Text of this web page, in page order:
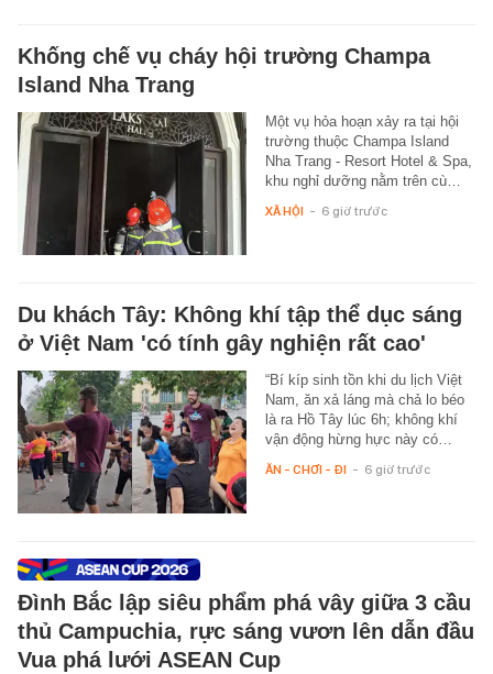
Khống chế vụ cháy hội trường Champa
Island Nha Trang
Một vụ hỏa hoạn xảy ra tại hội
trường thuộc Champa Island
Nha Trang - Resort Hotel & Spa,
khu nghỉ dưỡng nằm trên cù…
XÃ HỘI - 6 giờ trước
Du khách Tây: Không khí tập thể dục sáng
ở Việt Nam 'có tính gây nghiện rất cao'
“Bí kíp sinh tồn khi du lịch Việt
Nam, ăn xả láng mà chả lo béo
là ra Hồ Tây lúc 6h; không khí
vận động hừng hực này có…
ĂN - CHƠI - ĐI - 6 giờ trước
Đình Bắc lập siêu phẩm phá vây giữa 3 cầu
thủ Campuchia, rực sáng vươn lên dẫn đầu
Vua phá lưới ASEAN Cup